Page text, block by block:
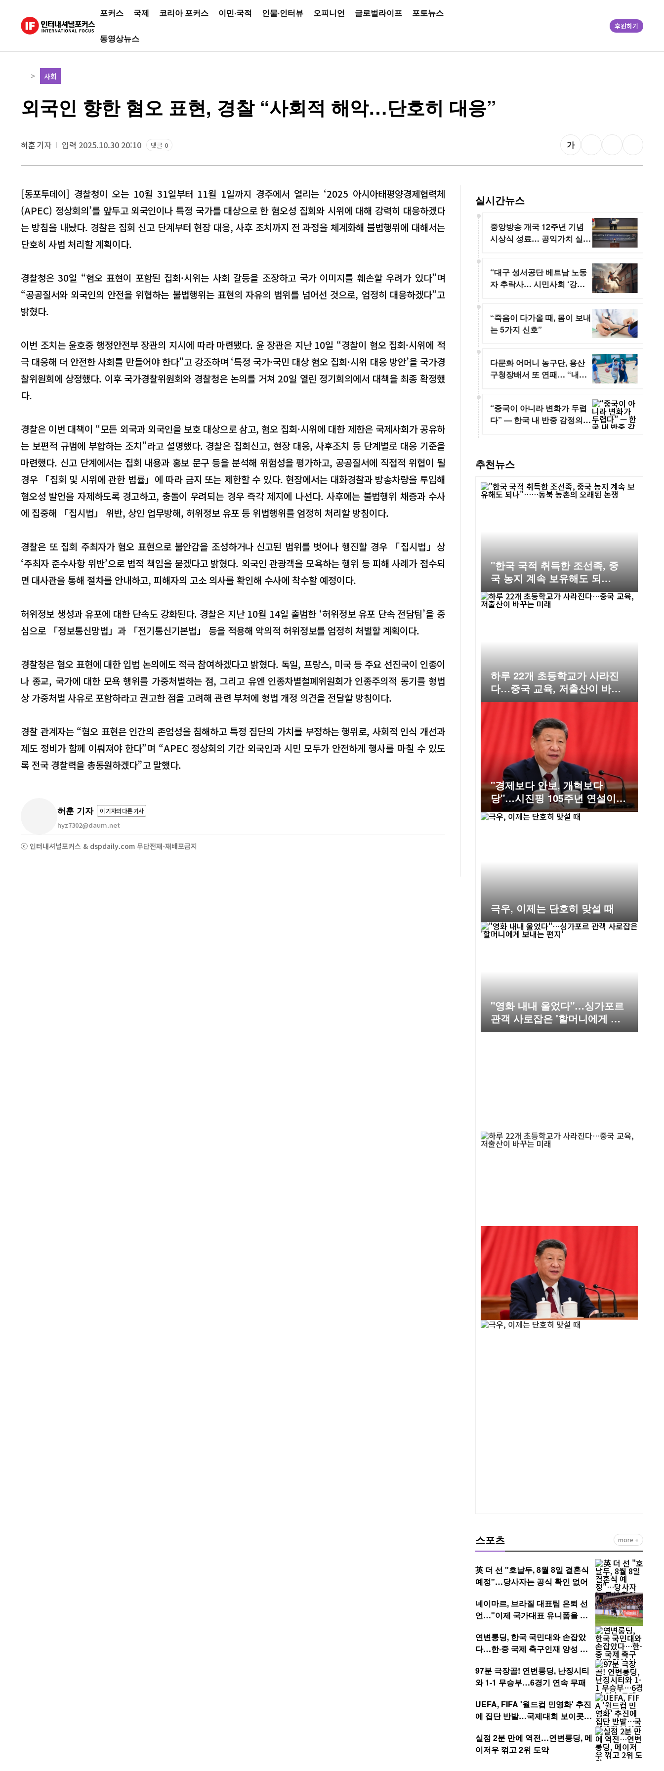
포커스 국제 코리아 포커스 이민·국적 인물·인터뷰 오피니언 글로벌라이프 포토뉴스
동영상뉴스
후원하기
사회
외국인 향한 혐오 표현, 경찰 “사회적 해악…단호히 대응”
허훈기자 입력 2025.10.30 20:10 댓글 0 가
[동포투데이] 경찰청이 오는 10월 31일부터 11월 1일까지 경주에서 열리는 ‘2025 아시아태평양경제협력체
(APEC) 정상회의’를 앞두고 외국인이나 특정 국가를 대상으로 한 혐오성 집회와 시위에 대해 강력히 대응하겠다
는 방침을 내놨다. 경찰은 집회 신고 단계부터 현장 대응, 사후 조치까지 전 과정을 체계화해 불법행위에 대해서는
단호히 사법 처리할 계획이다.
경찰청은 30일 “혐오 표현이 포함된 집회·시위는 사회 갈등을 조장하고 국가 이미지를 훼손할 우려가 있다”며
“공공질서와 외국인의 안전을 위협하는 불법행위는 표현의 자유의 범위를 넘어선 것으로, 엄정히 대응하겠다”고
밝혔다.
이번 조치는 윤호중 행정안전부 장관의 지시에 따라 마련됐다. 윤 장관은 지난 10일 “경찰이 혐오 집회·시위에 적
극 대응해 더 안전한 사회를 만들어야 한다”고 강조하며 ‘특정 국가·국민 대상 혐오 집회·시위 대응 방안’을 국가경
찰위원회에 상정했다. 이후 국가경찰위원회와 경찰청은 논의를 거쳐 20일 열린 정기회의에서 대책을 최종 확정했
다.
경찰은 이번 대책이 “모든 외국과 외국인을 보호 대상으로 삼고, 혐오 집회·시위에 대한 제한은 국제사회가 공유하
는 보편적 규범에 부합하는 조치”라고 설명했다. 경찰은 집회신고, 현장 대응, 사후조치 등 단계별로 대응 기준을
마련했다. 신고 단계에서는 집회 내용과 홍보 문구 등을 분석해 위험성을 평가하고, 공공질서에 직접적 위협이 될
경우 「집회 및 시위에 관한 법률」에 따라 금지 또는 제한할 수 있다. 현장에서는 대화경찰과 방송차량을 투입해
혐오성 발언을 자제하도록 경고하고, 충돌이 우려되는 경우 즉각 제지에 나선다. 사후에는 불법행위 채증과 수사
에 집중해 「집시법」 위반, 상인 업무방해, 허위정보 유포 등 위법행위를 엄정히 처리할 방침이다.
경찰은 또 집회 주최자가 혐오 표현으로 불안감을 조성하거나 신고된 범위를 벗어나 행진할 경우 「집시법」상
‘주최자 준수사항 위반’으로 법적 책임을 묻겠다고 밝혔다. 외국인 관광객을 모욕하는 행위 등 피해 사례가 접수되
면 대사관을 통해 절차를 안내하고, 피해자의 고소 의사를 확인해 수사에 착수할 예정이다.
허위정보 생성과 유포에 대한 단속도 강화된다. 경찰은 지난 10월 14일 출범한 ‘허위정보 유포 단속 전담팀’을 중
심으로 「정보통신망법」과 「전기통신기본법」 등을 적용해 악의적 허위정보를 엄정히 처벌할 계획이다.
경찰청은 혐오 표현에 대한 입법 논의에도 적극 참여하겠다고 밝혔다. 독일, 프랑스, 미국 등 주요 선진국이 인종이
나 종교, 국가에 대한 모욕 행위를 가중처벌하는 점, 그리고 유엔 인종차별철폐위원회가 인종주의적 동기를 형법
상 가중처벌 사유로 포함하라고 권고한 점을 고려해 관련 부처에 형법 개정 의견을 전달할 방침이다.
경찰 관계자는 “혐오 표현은 인간의 존엄성을 침해하고 특정 집단의 가치를 부정하는 행위로, 사회적 인식 개선과
제도 정비가 함께 이뤄져야 한다”며 “APEC 정상회의 기간 외국인과 시민 모두가 안전하게 행사를 마칠 수 있도
록 전국 경찰력을 총동원하겠다”고 말했다.
허훈 기자 이 기자의 다른 기사
hyz7302@daum.net
ⓒ 인터내셔널포커스 & dspdaily.com 무단전재-재배포금지
실시간뉴스
중앙방송 개국 12주년 기념
시상식 성료… 공익가치 실천
“대구 성서공단 베트남 노동
자 추락사… 시민사회 ‘강제
“죽음이 다가올 때, 몸이 보내
는 5가지 신호”
다문화 어머니 농구단, 용산
구청장배서 또 연패… “내년
“중국이 아니라 변화가 두렵
다” — 한국 내 반중 감정의
추천뉴스
"한국 국적 취득한 조선족, 중
국 농지 계속 보유해도 되
나"……동북 농촌의 오래된 논
쟁
하루 22개 초등학교가 사라진
다…중국 교육, 저출산이 바꾸
는 미래
"경제보다 안보, 개혁보다
당"…시진핑 105주년 연설이
예고한 중국의 다음 10년
극우, 이제는 단호히 맞설 때
"영화 내내 울었다"…싱가포르
관객 사로잡은 '할머니에게 보
내는 편지'
스포츠 more +
英 더 선 "호날두, 8월 8일 결혼식
예정"…당사자는 공식 확인 없어
네이마르, 브라질 대표팀 은퇴 선
언…"이제 국가대표 유니폼을 벗
연변룽딩, 한국 국민대와 손잡았
다…한·중 국제 축구인재 양성 본
97분 극장골! 연변룽딩, 난징시티
와 1-1 무승부…6경기 연속 무패
UEFA, FIFA '월드컵 민영화' 추진
에 집단 반발…국제대회 보이콧까
실점 2분 만에 역전…연변룽딩, 메
이저우 꺾고 2위 도약